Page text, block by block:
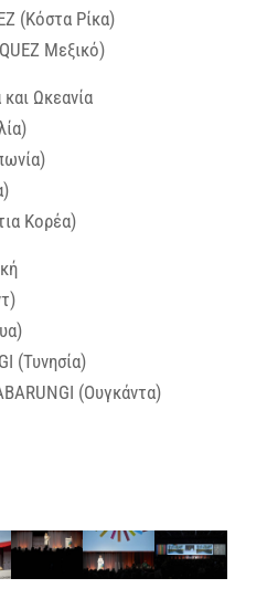
(Κόστα Ρίκα)
Μεξικό)
Ωκεανία
Κορέα)
(Τυνησία)
(Ουγκάντα)